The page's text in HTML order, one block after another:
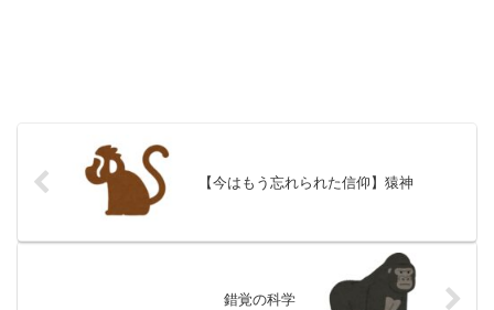
【今はもう忘れられた信仰】猿神
錯覚の科学